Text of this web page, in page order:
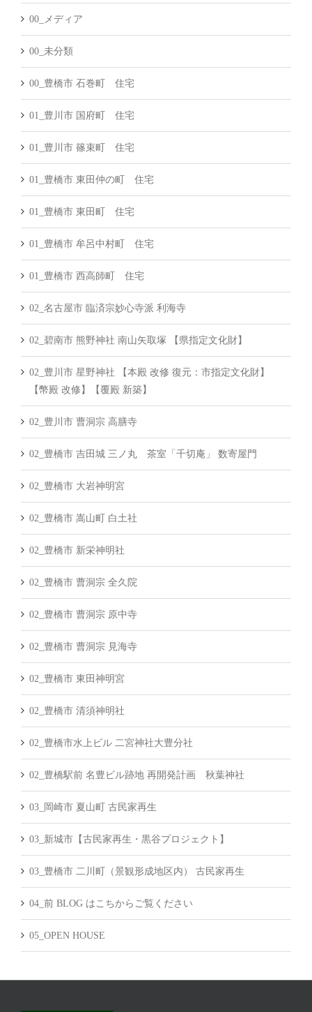
00_メディア
00_未分類
00_豊橋市 石巻町 住宅
01_豊川市 国府町 住宅
01_豊川市 篠束町 住宅
01_豊橋市 東田仲の町 住宅
01_豊橋市 東田町 住宅
01_豊橋市 牟呂中村町 住宅
01_豊橋市 西高師町 住宅
02_名古屋市 臨済宗妙心寺派 利海寺
02_碧南市 熊野神社 南山矢取塚 【県指定文化財】
02_豊川市 星野神社 【本殿 改修 復元：市指定文化財】
【幣殿 改修】【覆殿 新築】
02_豊川市 曹洞宗 高膳寺
02_豊橋市 吉田城 三ノ丸 茶室「千切庵」 数寄屋門
02_豊橋市 大岩神明宮
02_豊橋市 嵩山町 白土社
02_豊橋市 新栄神明社
02_豊橋市 曹洞宗 全久院
02_豊橋市 曹洞宗 原中寺
02_豊橋市 曹洞宗 見海寺
02_豊橋市 東田神明宮
02_豊橋市 清須神明社
02_豊橋市水上ビル 二宮神社大豊分社
02_豊橋駅前 名豊ビル跡地 再開発計画 秋葉神社
03_岡崎市 夏山町 古民家再生
03_新城市【古民家再生・黒谷プロジェクト】
03_豊橋市 二川町（景観形成地区内） 古民家再生
04_前 BLOG はこちからご覧ください
05_OPEN HOUSE